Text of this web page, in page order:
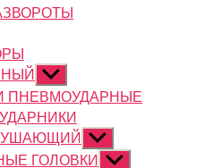
Показывать
подменю
ПНЕВМОУДАРНЫЕ
Показывать
подменю
ГОЛОВКИ Показывать